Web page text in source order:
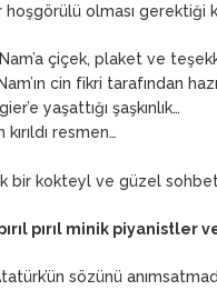
hoşgörülü olması
çiçek, plaket ve
cin fikri tarafından
yaşattığı şaşkınlık…
resmen…
bir kokteyl ve güzel
pırıl minik piyanistler ve
sözünü